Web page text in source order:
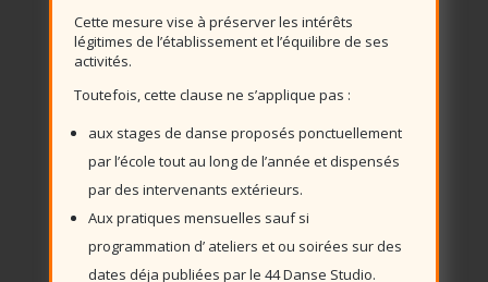
Cette mesure vise à préserver les intérêts
légitimes de l’établissement et l’équilibre de ses
activités.
Toutefois, cette clause ne s’applique pas :
aux stages de danse proposés ponctuellement
par l’école tout au long de l’année et dispensés
par des intervenants extérieurs.
Aux pratiques mensuelles sauf si
programmation d’ ateliers et ou soirées sur des
dates déja publiées par le 44 Danse Studio.